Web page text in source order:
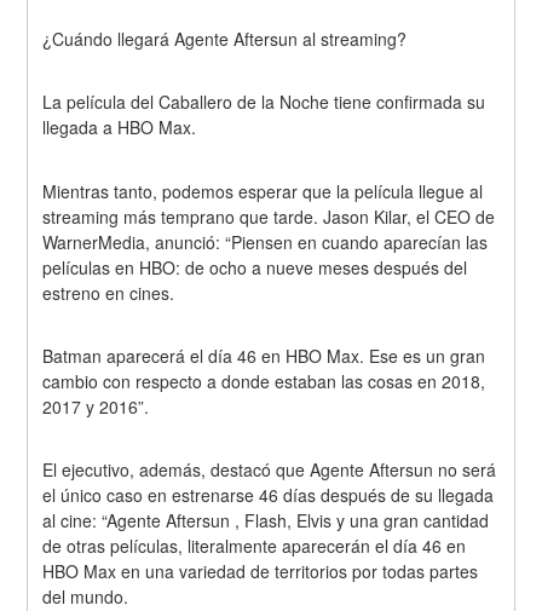
¿Cuándo llegará Agente Aftersun al streaming?
La película del Caballero de la Noche tiene confirmada su
llegada a HBO Max.
Mientras tanto, podemos esperar que la película llegue al
streaming más temprano que tarde. Jason Kilar, el CEO de
WarnerMedia, anunció: “Piensen en cuando aparecían las
películas en HBO: de ocho a nueve meses después del
estreno en cines.
Batman aparecerá el día 46 en HBO Max. Ese es un gran
cambio con respecto a donde estaban las cosas en 2018,
2017 y 2016”.
El ejecutivo, además, destacó que Agente Aftersun no será
el único caso en estrenarse 46 días después de su llegada
al cine: “Agente Aftersun , Flash, Elvis y una gran cantidad
de otras películas, literalmente aparecerán el día 46 en
HBO Max en una variedad de territorios por todas partes
del mundo.